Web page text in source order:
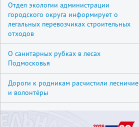
Отдел экологии администрации
городского округа информирует о
легальных перевозчиках строительных
отходов
О санитарных рубках в лесах
Подмосковья
Дороги к родникам расчистили лесничие
и волонтёры